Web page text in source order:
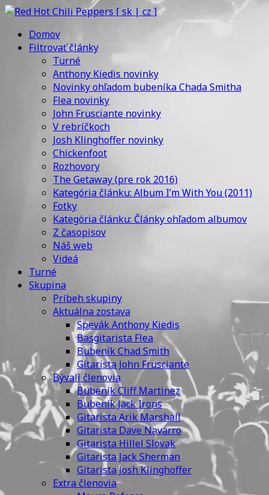
Domov
Filtrovať články
Turné
Anthony Kiedis novinky
Novinky ohľadom bubeníka Chada Smitha
Flea novinky
John Frusciante novinky
V rebríčkoch
Josh Klinghoffer novinky
Chickenfoot
Rozhovory
The Getaway (pre rok 2016)
Kategória článku: Album I’m With You (2011)
Fotky
Kategória článku: Články ohľadom albumov
Z časopisov
Náš web
Videá
Turné
Skupina
Príbeh skupiny
Aktuálna zostava
Spevák Anthony Kiedis
Basgitarista Flea
Bubeník Chad Smith
Gitarista John Frusciante
Bývalí členovia
Bubeník Cliff Martinez
Bubeník Jack Irons
Gitarista Arik Marshall
Gitarista Dave Navarro
Gitarista Hillel Slovak
Gitarista Jack Sherman
Gitarista Josh Klinghoffer
Extra členovia